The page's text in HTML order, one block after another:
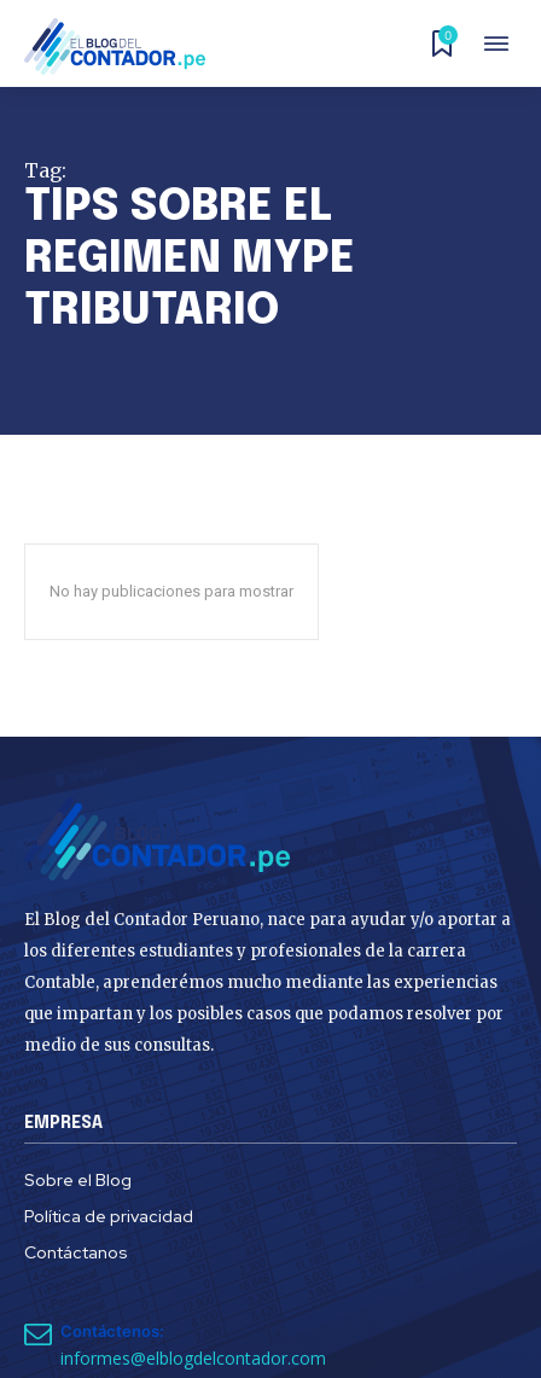
0
Tag:
TIPS SOBRE EL
REGIMEN MYPE
TRIBUTARIO
No hay publicaciones para mostrar
El Blog del Contador Peruano, nace para ayudar y/o aportar a
los diferentes estudiantes y profesionales de la carrera
Contable, aprenderémos mucho mediante las experiencias
que impartan y los posibles casos que podamos resolver por
medio de sus consultas.
EMPRESA
Sobre el Blog
Política de privacidad
Contáctanos
Contáctenos:
informes@elblogdelcontador.com